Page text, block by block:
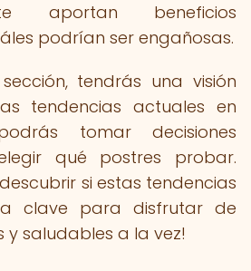
aportan beneficios
podrían ser engañosas.
tendrás una visión
tendencias actuales en
tomar decisiones
qué postres probar.
si estas tendencias
clave para disfrutar de
y saludables a la vez!